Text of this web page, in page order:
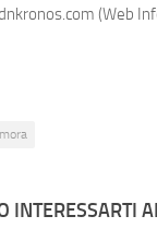
(Web
INTERESSARTI